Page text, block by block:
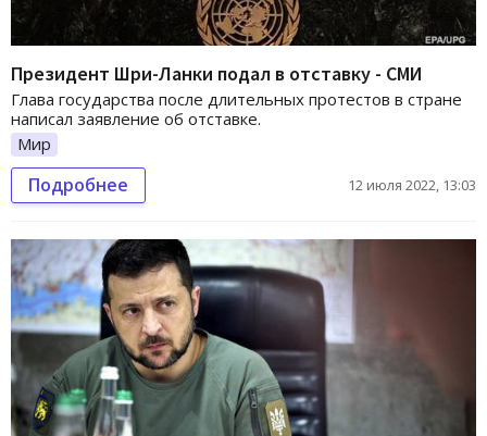
Президент Шри-Ланки подал в отставку - СМИ
Глава государства после длительных протестов в стране
написал заявление об отставке.
Мир
Подробнее 12 июля 2022, 13:03